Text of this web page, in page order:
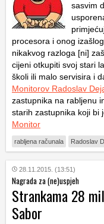
sasvim
procesora i onog
nikakvog razloga [ni]
cijeni otkupiti svoj stari
školi ili malo servisira i
Monitorov Radoslav
zastupnika na rabljenu
starih zastupnika koji bi
Monitor
rabljena računala Radoslav
28.11.2015. (13:51)
Nagrada za (ne)uspjeh
Strankama 28
Sabor